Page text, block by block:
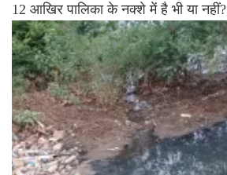
12 आखिर पालिका के नक्शे में है भी या नहीं?